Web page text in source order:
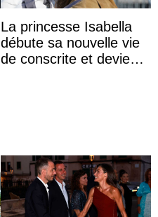
La princesse Isabella
débute sa nouvelle vie
de conscrite et devient